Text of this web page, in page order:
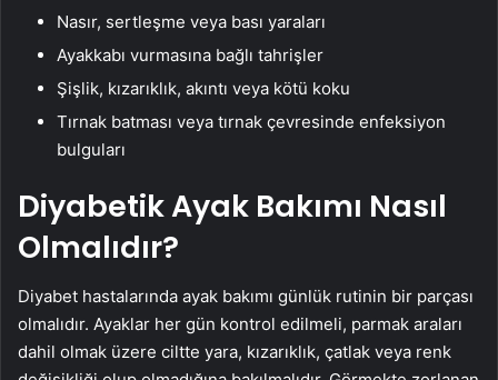
Nasır, sertleşme veya bası yaraları
Ayakkabı vurmasına bağlı tahrişler
Şişlik, kızarıklık, akıntı veya kötü koku
Tırnak batması veya tırnak çevresinde enfeksiyon
bulguları
Diyabetik Ayak Bakımı Nasıl
Olmalıdır?
Diyabet hastalarında ayak bakımı günlük rutinin bir parçası
olmalıdır. Ayaklar her gün kontrol edilmeli, parmak araları
dahil olmak üzere ciltte yara, kızarıklık, çatlak veya renk